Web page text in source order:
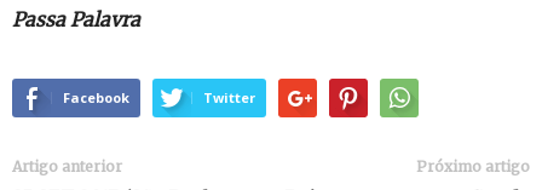
Passa Palavra
Facebook Twitter
Artigo anterior Próximo artigo